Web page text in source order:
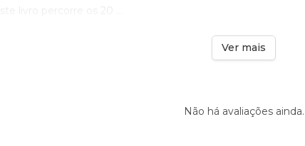
Ver mais
Não há avaliações ainda.